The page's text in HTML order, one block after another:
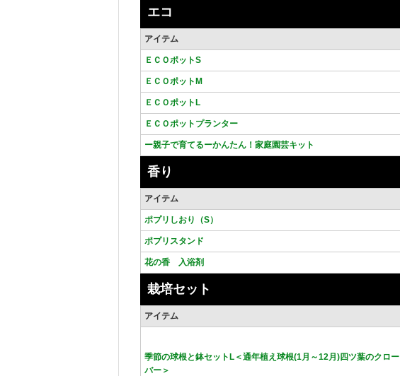
エコ
アイテム
ＥＣＯポットS
ＥＣＯポットM
ＥＣＯポットL
ＥＣＯポットプランター
ー親子で育てるーかんたん！家庭園芸キット
香り
アイテム
ポプリしおり（S）
ポプリスタンド
花の香 入浴剤
栽培セット
アイテム
季節の球根と鉢セットL＜通年植え球根(1月～12月)四ツ葉のクロー
バー＞